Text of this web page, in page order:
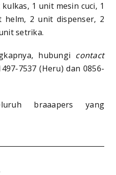
1 unit mesin cuci, 1
2 unit dispenser, 2
setrika.
hubungi contact
7537 (Heru) dan 0856-
braaapers yang